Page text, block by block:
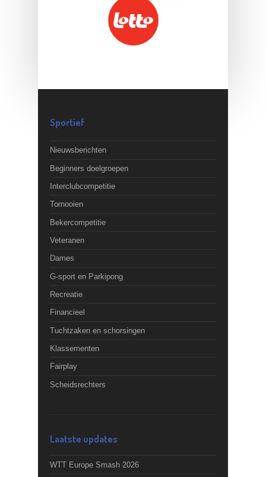
Sportief
Nieuwsberichten
Beginners doelgroepen
Interclubcompetitie
Tornooien
Bekercompetitie
Veteranen
Dames
G-sport en Parkipong
Recreatie
Financieel
Tuchtzaken en schorsingen
Klassementen
Fairplay
Scheidsrechters
Laatste updates
WTT Europe Smash 2026